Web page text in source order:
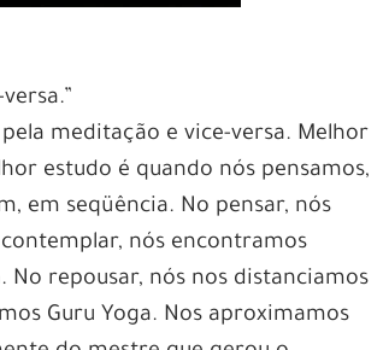
meditação e vice-versa. Melhor
estudo é quando nós pensamos,
em seqüência. No pensar, nós
nós encontramos
No repousar, nós nos distanciamos
Guru Yoga. Nos aproximamos